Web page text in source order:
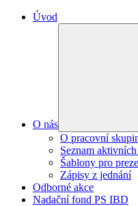
Úvod
O nás
O pracovní
Seznam
Šablony pro
Zápisy z jednání
Odborné akce
Nadační fond PS IBD